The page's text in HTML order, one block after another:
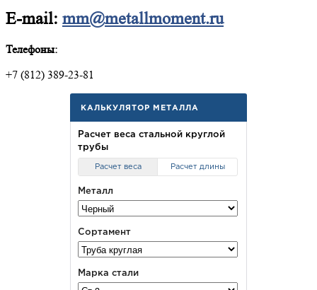
E-mail: mm@metallmoment.ru
Телефоны:
+7 (812) 389-23-81